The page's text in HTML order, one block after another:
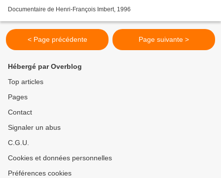
Documentaire de Henri-François Imbert, 1996
< Page précédente Page suivante >
Hébergé par Overblog
Top articles
Pages
Contact
Signaler un abus
C.G.U.
Cookies et données personnelles
Préférences cookies